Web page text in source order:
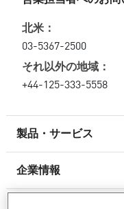
製品・サービス
次世代ファイアウ
企業情報
北米：
03-5367-2500
それ以外の地域：
+44-125-333-5558